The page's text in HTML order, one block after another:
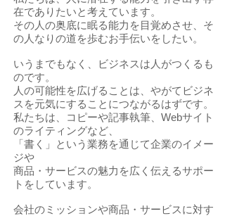
在でありたいと考えています。
その人の奥底に眠る能力を目覚めさせ、そ
の人なりの道を歩むお手伝いをしたい。
いうまでもなく、ビジネスは人がつくるも
のです。
人の可能性を広げることは、やがてビジネ
スを元気にすることにつながるはずです。
私たちは、コピーや記事執筆、Webサイト
のライティングなど、
「書く」という業務を通じて企業のイメー
ジや
商品・サービスの魅力を広く伝えるサポー
トをしています。
会社のミッションや商品・サービスに対す